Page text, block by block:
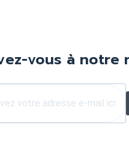
vous à notre